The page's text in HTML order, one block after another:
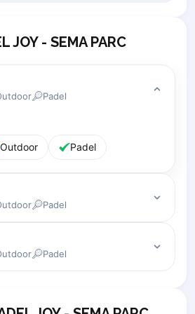
JOY - SEMA PARC
Padel
Outdoor Padel
Padel
Padel